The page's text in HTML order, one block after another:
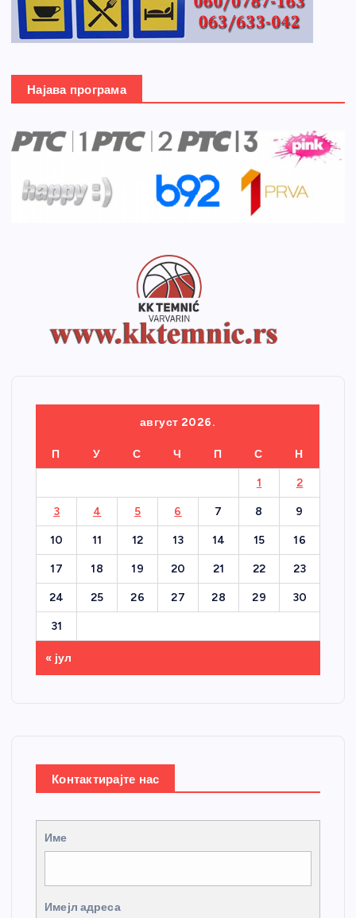
Најава програма
август 2026.
П У С Ч П С Н
1 2
3 4 5 6 7 8 9
10 11 12 13 14 15 16
17 18 19 20 21 22 23
24 25 26 27 28 29 30
31
« јул
Контактирајте нас
Име
Имејл адреса